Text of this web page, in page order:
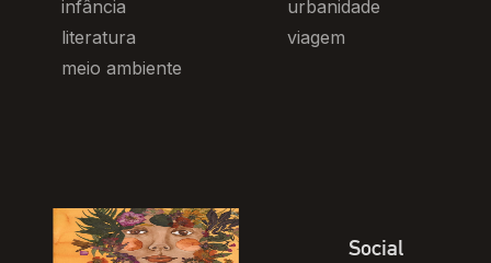
infância
literatura
meio ambiente
urbanidade
viagem
Social